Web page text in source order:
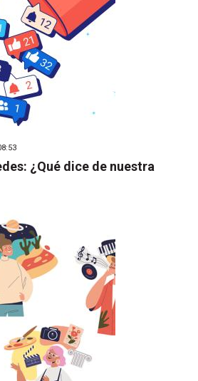
¿Qué dice de nuestra